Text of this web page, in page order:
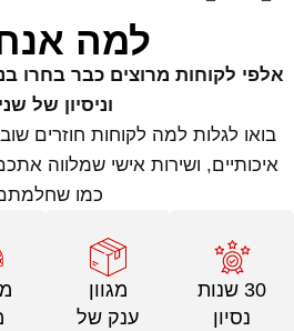
למה
אלפי לקוחות מרוצים כבר בחרו
וניסיון של
בואו לגלות למה לקוחות חוזרים
איכותיים, ושירות אישי שמלווה
כמו
30 שנות
נסיון
מגוון
ענק של